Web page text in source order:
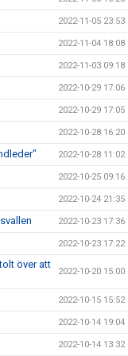
2022-11-05 23:53
2022-11-04 18:08
2022-11-03 09:18
2022-10-29 17:06
2022-10-29 17:05
2022-10-28 16:20
2022-10-28 11:02
2022-10-25 09:16
2022-10-24 21:35
2022-10-23 17:36
2022-10-23 17:22
över att
2022-10-20 15:00
2022-10-15 15:52
2022-10-14 19:04
2022-10-14 13:32